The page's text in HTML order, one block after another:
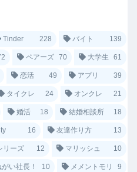
Tinder 228 バイト 139
ペアーズ 70 大学生 61
恋活 49 アプリ 39
タイクレ 24 オンクレ 21
婚活 18 結婚相談所 18
16 友達作り方 13
リーズ 12 マリッシュ 10
い社長！ 10 メメントモリ 9